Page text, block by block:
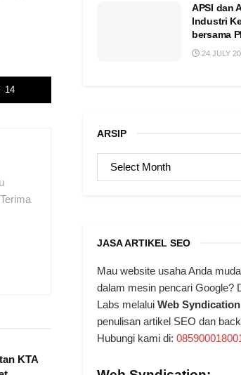
14
KTA
APSI dan
Industri
bersama
24 JULY
ARSIP
ARSIP
JASA ARTIKEL SEO
Mau website usaha Anda
dalam mesin pencari Google?
Labs melalui Web Syndication
penulisan artikel SEO dan
Hubungi kami di: